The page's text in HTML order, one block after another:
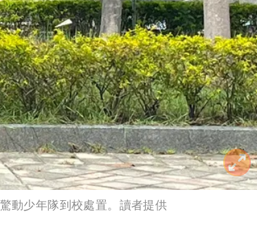
動少年隊到校處置。讀者提供